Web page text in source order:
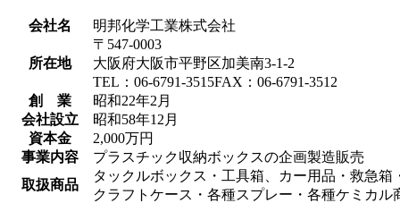
会社名 明邦化学工業株式会社
所在地
〒547-0003
大阪府大阪市平野区加美南3-1-2
TEL：06-6791-3515FAX：06-6791-3512
創 業
昭和22年2月
会社設立
昭和58年12月
資本金
2,000万円
事業内容
プラスチック収納ボックスの企画製造販売
取扱商品
タックルボックス・工具箱、カー用品・救急箱
クラフトケース・各種スプレー・各種ケミカル